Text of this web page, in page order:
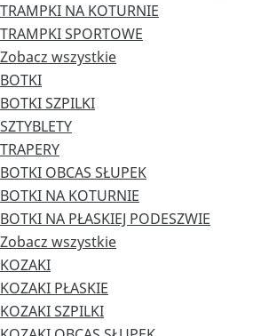
TRAMPKI NA KOTURNIE
TRAMPKI SPORTOWE
Zobacz wszystkie
BOTKI
BOTKI SZPILKI
SZTYBLETY
TRAPERY
BOTKI OBCAS SŁUPEK
BOTKI NA KOTURNIE
BOTKI NA PŁASKIEJ PODESZWIE
Zobacz wszystkie
KOZAKI
KOZAKI PŁASKIE
KOZAKI SZPILKI